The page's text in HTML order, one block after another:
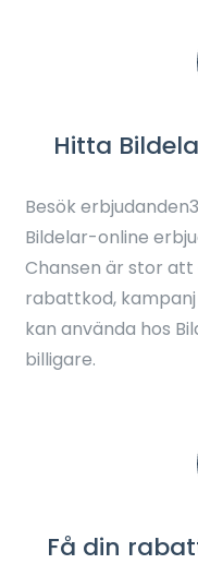
Hitta
Besök
Bildelar-online
Chansen är stor
rabattkod,
kan använda hos
billigare.
Få din